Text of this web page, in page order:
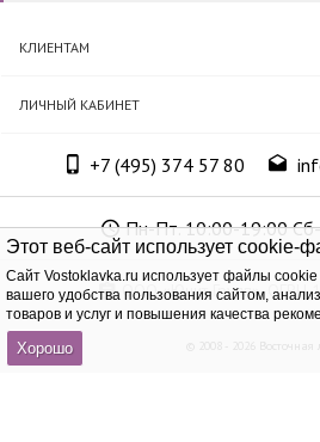
Этот веб-сайт использует cookie-
Cайт Vostoklavka.ru использует файлы cookie
вашего удобства пользования сайтом,
товаров и услуг и повышения качества
Хорошо
КЛИЕНТАМ
ЛИЧНЫЙ КАБИНЕТ
+7 (495) 374 57 80
Пн-Пт. 10:00-19:00
ООО «Юнит Групп», ОГРН